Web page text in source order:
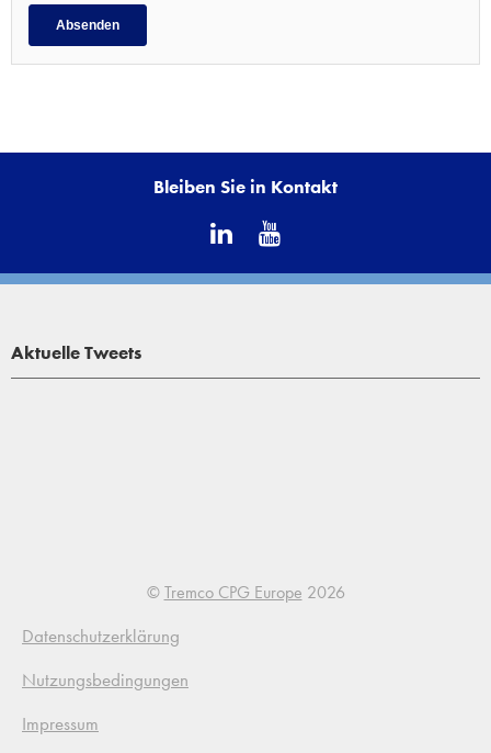
Bleiben Sie in Kontakt
Aktuelle Tweets
©Tremco CPG Europe 2026
Datenschutzerklärung
Nutzungsbedingungen
Impressum